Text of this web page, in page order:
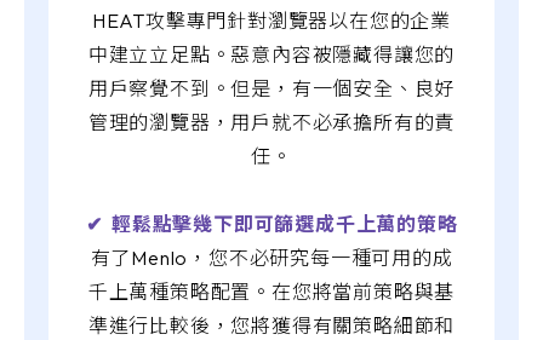
HEAT攻擊專門針對瀏覽器以在您的企業
中建立立足點。惡意內容被隱藏得讓您的
用戶察覺不到。但是，有一個安全、良好
管理的瀏覽器，用戶就不必承擔所有的責
任。
✔︎ 輕鬆點擊幾下即可篩選成千上萬的策略
有了Menlo，您不必研究每一種可用的成
千上萬種策略配置。在您將當前策略與基
準進行比較後，您將獲得有關策略細節和